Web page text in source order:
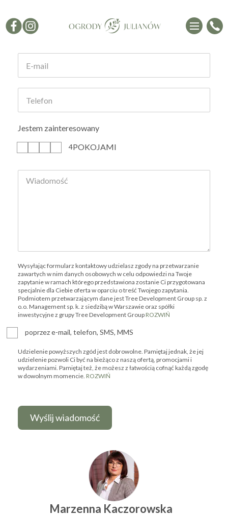
Jestem zainteresowany
4POKOJAMI
Wysyłając formularz kontaktowy udzielasz zgody na przetwarzanie
zawartych w nim danych osobowych w celu odpowiedzi na Twoje
zapytanie w ramach którego przedstawiona zostanie Ci przygotowana
specjalnie dla Ciebie oferta w oparciu o treść Twojego zapytania.
Podmiotem przetwarzającym dane jest Tree Development Group sp. z
o.o. Management sp. k. z siedzibą w Warszawie oraz spółki
inwestycyjne z grupy Tree Development Group ROZWIŃ
poprzez e-mail, telefon, SMS, MMS
Udzielenie powyższych zgód jest dobrowolne. Pamiętaj jednak, że jej
udzielenie pozwoli Ci być na bieżąco z naszą ofertą, promocjami i
wydarzeniami. Pamiętaj też, że możesz z łatwością cofnąć każdą zgodę
w dowolnym momencie. ROZWIŃ
Marzenna Kaczorowska